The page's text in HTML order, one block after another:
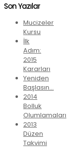
Son Yazılar
Mucizeler
Kursu
İlk
Adım:
2015
Kararları
Yeniden
Başlasın…
2014
Bolluk
Olumlamaları
2013
Düzen
Takvimi